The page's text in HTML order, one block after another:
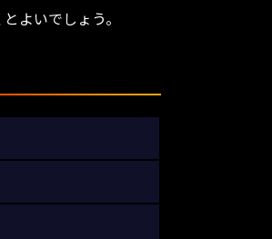
よいでしょう。